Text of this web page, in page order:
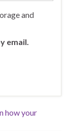
and
email.
how your